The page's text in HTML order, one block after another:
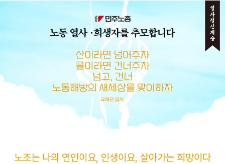
메뉴 건너뛰기
노조는 나의 연인이요, 인생이요, 살아가는 희망이다